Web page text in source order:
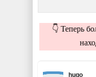
👇 Теперь
hugo